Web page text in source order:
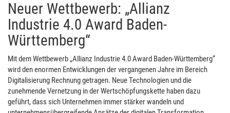
Neuer Wettbewerb: „Allianz
Industrie 4.0 Award Baden-
Württemberg“
Mit dem Wettbewerb „Allianz Industrie 4.0 Award Baden-Württemberg“
wird den enormen Entwicklungen der vergangenen Jahre im Bereich
Digitalisierung Rechnung getragen. Neue Technologien und die
zunehmende Vernetzung in der Wertschöpfungskette haben dazu
geführt, dass sich Unternehmen immer stärker wandeln und